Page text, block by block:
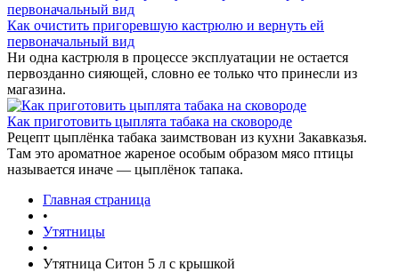
Как очистить пригоревшую кастрюлю и вернуть ей
первоначальный вид
Ни одна кастрюля в процессе эксплуатации не остается
первозданно сияющей, словно ее только что принесли из
магазина.
Как приготовить цыплята табака на сковороде
Рецепт цыплёнка табака заимствован из кухни Закавказья.
Там это ароматное жареное особым образом мясо птицы
называется иначе — цыплёнок тапака.
Главная страница
•
Утятницы
•
Утятница Ситон 5 л с крышкой